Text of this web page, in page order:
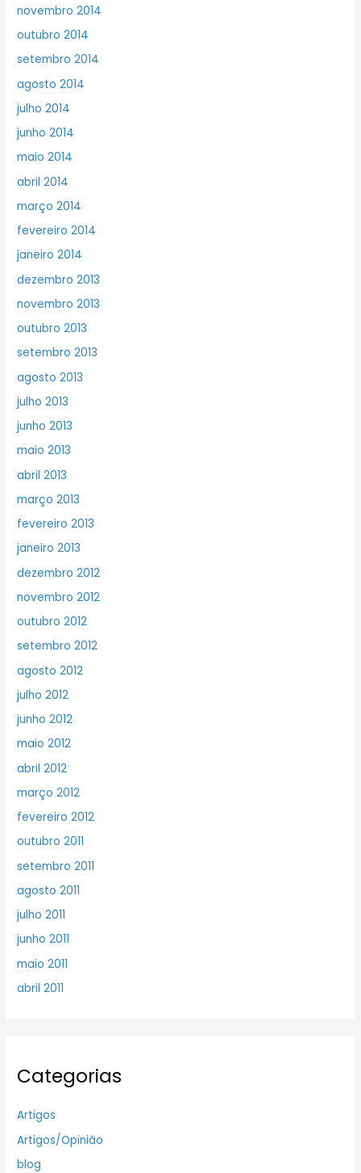
novembro 2014
outubro 2014
setembro 2014
agosto 2014
julho 2014
junho 2014
maio 2014
abril 2014
março 2014
fevereiro 2014
janeiro 2014
dezembro 2013
novembro 2013
outubro 2013
setembro 2013
agosto 2013
julho 2013
junho 2013
maio 2013
abril 2013
março 2013
fevereiro 2013
janeiro 2013
dezembro 2012
novembro 2012
outubro 2012
setembro 2012
agosto 2012
julho 2012
junho 2012
maio 2012
abril 2012
março 2012
fevereiro 2012
outubro 2011
setembro 2011
agosto 2011
julho 2011
junho 2011
maio 2011
abril 2011
Categorias
Artigos
Artigos/Opinião
blog